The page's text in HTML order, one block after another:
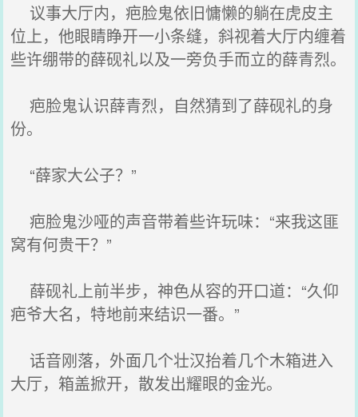
议事大厅内，疤脸鬼依旧慵懒的躺在虎皮主
位上，他眼睛睁开一小条缝，斜视着大厅内缠着
些许绷带的薛砚礼以及一旁负手而立的薛青烈。
疤脸鬼认识薛青烈，自然猜到了薛砚礼的身
份。
“薛家大公子？”
疤脸鬼沙哑的声音带着些许玩味：“来我这匪
窝有何贵干？”
薛砚礼上前半步，神色从容的开口道：“久仰
疤爷大名，特地前来结识一番。”
话音刚落，外面几个壮汉抬着几个木箱进入
大厅，箱盖掀开，散发出耀眼的金光。